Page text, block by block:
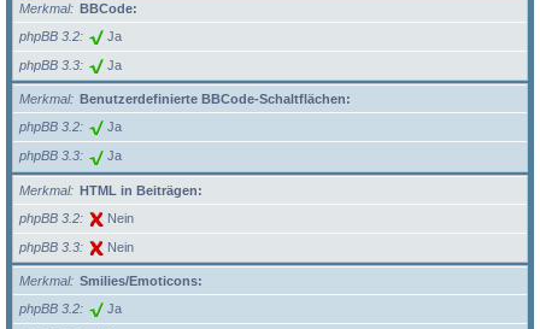
Merkmal
BBCode:
phpBB 3.2
Ja
phpBB 3.3 Ja
Merkmal
Benutzerdefinierte BBCode-Schaltflächen:
phpBB 3.2
Ja
phpBB 3.3 Ja
Merkmal
HTML in Beiträgen:
phpBB 3.2
Nein
phpBB 3.3 Nein
Merkmal
Smilies/Emoticons:
phpBB 3.2
Ja